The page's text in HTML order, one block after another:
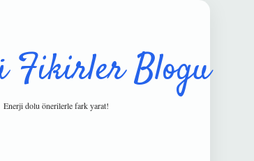
Fikirler Blogu
Enerji dolu önerilerle fark yarat!